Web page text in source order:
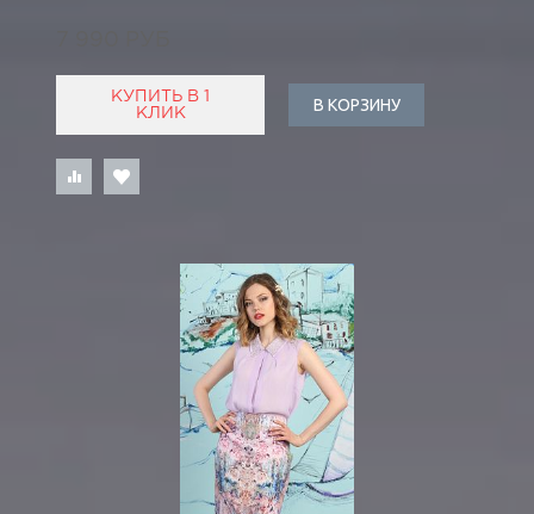
КУПИТЬ В 1
КЛИК
В КОРЗИНУ